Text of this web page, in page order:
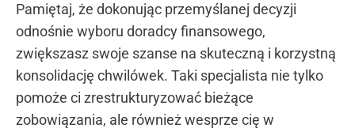
Pamiętaj, że dokonując przemyślanej decyzji
odnośnie wyboru doradcy finansowego,
zwiększasz swoje szanse na skuteczną i korzystną
konsolidację chwilówek. Taki specjalista nie tylko
pomoże ci zrestrukturyzować bieżące
zobowiązania, ale również wesprze cię w